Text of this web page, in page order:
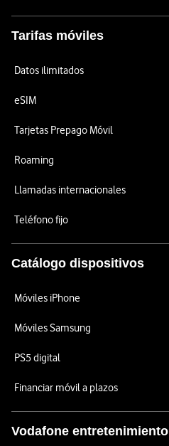
Tarifas móviles
Datos ilimitados
eSIM
Tarjetas Prepago Móvil
Roaming
Llamadas internacionales
Teléfono fijo
Catálogo dispositivos
Móviles iPhone
Móviles Samsung
PS5 digital
Financiar móvil a plazos
Vodafone entretenimiento